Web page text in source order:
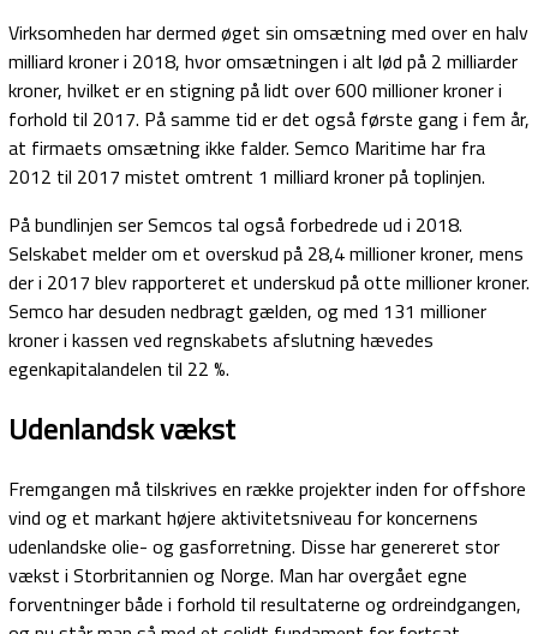
Virksomheden har dermed øget sin omsætning med over en halv
milliard kroner i 2018, hvor omsætningen i alt lød på 2 milliarder
kroner, hvilket er en stigning på lidt over 600 millioner kroner i
forhold til 2017. På samme tid er det også første gang i fem år,
at firmaets omsætning ikke falder. Semco Maritime har fra
2012 til 2017 mistet omtrent 1 milliard kroner på toplinjen.
På bundlinjen ser Semcos tal også forbedrede ud i 2018.
Selskabet melder om et overskud på 28,4 millioner kroner, mens
der i 2017 blev rapporteret et underskud på otte millioner kroner.
Semco har desuden nedbragt gælden, og med 131 millioner
kroner i kassen ved regnskabets afslutning hævedes
egenkapitalandelen til 22 %.
Udenlandsk vækst
Fremgangen må tilskrives en række projekter inden for offshore
vind og et markant højere aktivitetsniveau for koncernens
udenlandske olie- og gasforretning. Disse har genereret stor
vækst i Storbritannien og Norge. Man har overgået egne
forventninger både i forhold til resultaterne og ordreindgangen,